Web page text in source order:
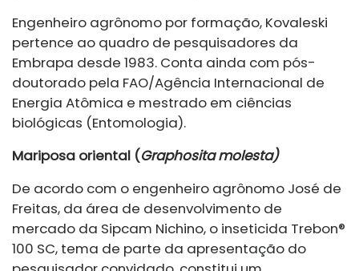
Engenheiro agrônomo por formação, Kovaleski
pertence ao quadro de pesquisadores da
Embrapa desde 1983. Conta ainda com pós-
doutorado pela FAO/Agência Internacional de
Energia Atômica e mestrado em ciências
biológicas (Entomologia).
Mariposa oriental (Graphosita molesta)
De acordo com o engenheiro agrônomo José de
Freitas, da área de desenvolvimento de
mercado da Sipcam Nichino, o inseticida Trebon®
100 SC, tema de parte da apresentação do